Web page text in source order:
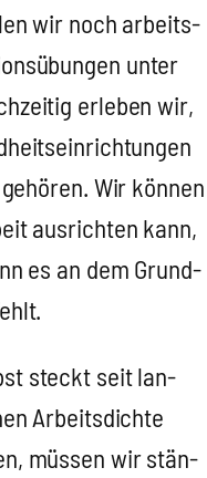
wir noch arbeits­
unter
erle­ben wir,
Wir kön­nen
aus­rich­ten kann,
es an dem Grund­
steckt seit lan­
Arbeits­dich­te
müs­sen wir stän­